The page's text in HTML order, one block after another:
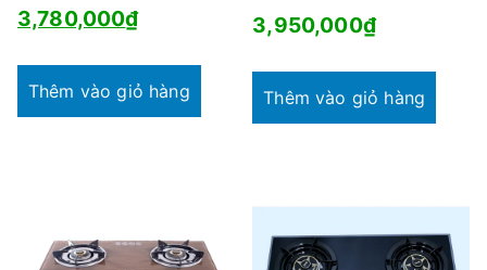
4,990,000₫.
3,780,000₫Giá
tại
Thêm vào giỏ hàng
3,950,000₫
Thêm vào giỏ hàng